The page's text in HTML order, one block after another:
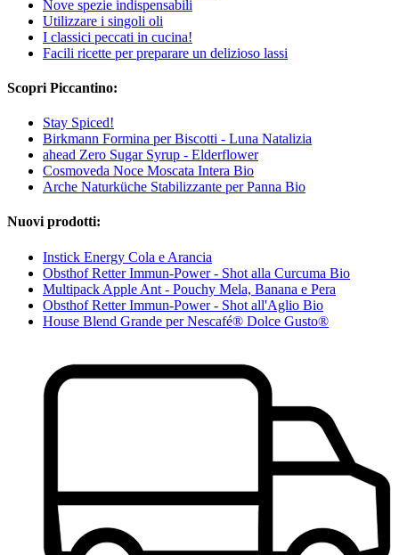
Nove spezie indispensabili
Utilizzare i singoli oli
I classici peccati in cucina!
Facili ricette per preparare un delizioso lassi
Scopri Piccantino:
Stay Spiced!
Birkmann Formina per Biscotti - Luna Natalizia
ahead Zero Sugar Syrup - Elderflower
Cosmoveda Noce Moscata Intera Bio
Arche Naturküche Stabilizzante per Panna Bio
Nuovi prodotti:
Instick Energy Cola e Arancia
Obsthof Retter Immun-Power - Shot alla Curcuma Bio
Multipack Apple Ant - Pouchy Mela, Banana e Pera
Obsthof Retter Immun-Power - Shot all'Aglio Bio
House Blend Grande per Nescafé® Dolce Gusto®